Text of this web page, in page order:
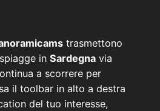
trasmettono
in Sardegna via
a scorrere per
il toolbar in alto a destra
del tuo interesse,